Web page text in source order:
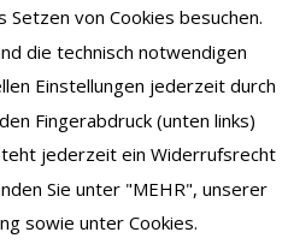
Setzen von Cookies besuchen.
die technisch notwendigen
Einstellungen jederzeit durch
Fingerabdruck (unten links)
jederzeit ein Widerrufsrecht
Sie unter "MEHR", unserer
sowie unter Cookies.